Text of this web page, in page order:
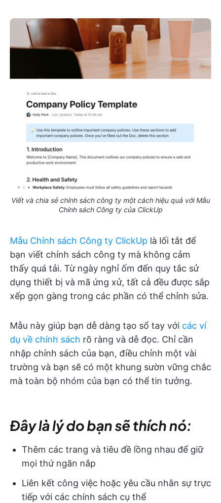
Viết và chia sẻ chính sách công ty một cách hiệu quả với Mẫu
Chính sách Công ty của ClickUp
Mẫu Chính sách Công ty ClickUp là lối tắt để
bạn viết chính sách công ty mà không cảm
thấy quá tải. Từ ngày nghỉ ốm đến quy tắc sử
dụng thiết bị và mã ứng xử, tất cả đều được sắp
xếp gọn gàng trong các phần có thể chỉnh sửa.
Mẫu này giúp bạn dễ dàng tạo sổ tay với các ví
dụ về chính sách rõ ràng và dễ đọc. Chỉ cần
nhập chính sách của bạn, điều chỉnh một vài
trường và bạn sẽ có một khung sườn vững chắc
mà toàn bộ nhóm của bạn có thể tin tưởng.
Đây là lý do bạn sẽ thích nó:
Thêm các trang và tiêu đề lồng nhau để giữ
mọi thứ ngăn nắp
Liên kết công việc hoặc yêu cầu nhân sự trực
tiếp với các chính sách cụ thể